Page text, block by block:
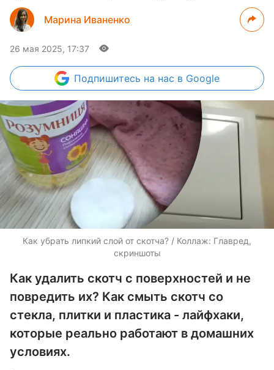
Марина Иваненко
26 мая 2025, 17:37
Подпишитесь на нас в Google
Как убрать липкий слой от скотча? / Коллаж: Главред,
скриншоты
Как удалить скотч с поверхностей и не
повредить их? Как смыть скотч со
стекла, плитки и пластика - лайфхаки,
которые реально работают в домашних
условиях.